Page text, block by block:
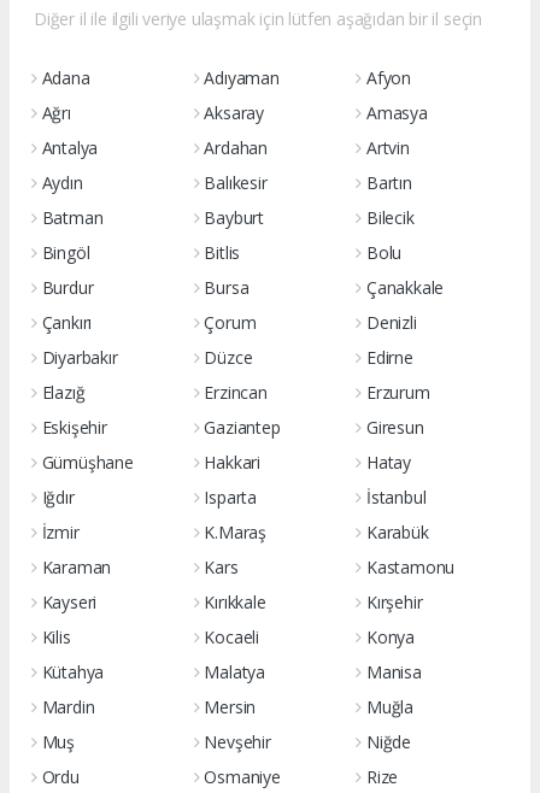
Diğer il ile ilgili veriye ulaşmak için lütfen aşağıdan bir il seçin
Adana Adıyaman
Afyon
Ağrı
Aksaray
Amasya
Antalya
Ardahan
Artvin
Aydın
Balıkesir
Bartın
Batman
Bayburt
Bilecik
Bingöl
Bitlis
Bolu
Burdur
Bursa
Çanakkale
Çankırı
Çorum
Denizli
Diyarbakır
Düzce
Edirne
Elazığ
Erzincan
Erzurum
Eskişehir
Gaziantep
Giresun
Gümüşhane
Hakkari
Hatay
Iğdır
Isparta
İstanbul
İzmir
K.Maraş
Karabük
Karaman
Kars
Kastamonu
Kayseri
Kırıkkale
Kırşehir
Kilis
Kocaeli
Konya
Kütahya
Malatya
Manisa
Mardin
Mersin
Muğla
Muş
Nevşehir
Niğde
Ordu
Osmaniye Rize